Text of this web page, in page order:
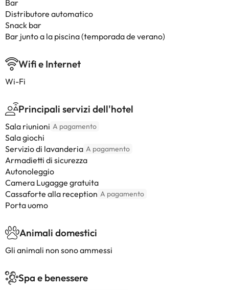
Bar
Distributore automatico
Snack bar
Bar junto a la piscina (temporada de verano)
Wifi e Internet
Wi-Fi
Principali servizi dell'hotel
Sala riunioni A pagamento
Sala giochi
Servizio di lavanderia A pagamento
Armadietti di sicurezza
Autonoleggio
Camera Lugagge gratuita
Cassaforte alla reception A pagamento
Porta uomo
Animali domestici
Gli animali non sono ammessi
Spa e benessere